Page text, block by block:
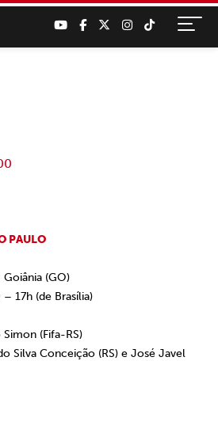
PAULO
Goiânia (GO)
17h (de Brasília)
(Fifa-RS)
Silva Conceição (RS) e José Javel